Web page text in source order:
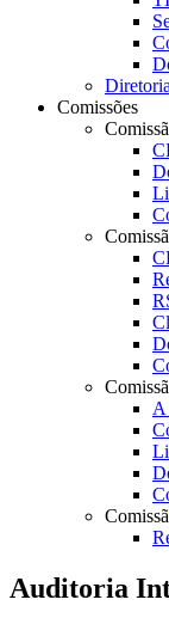
Comissões
A
Auditoria